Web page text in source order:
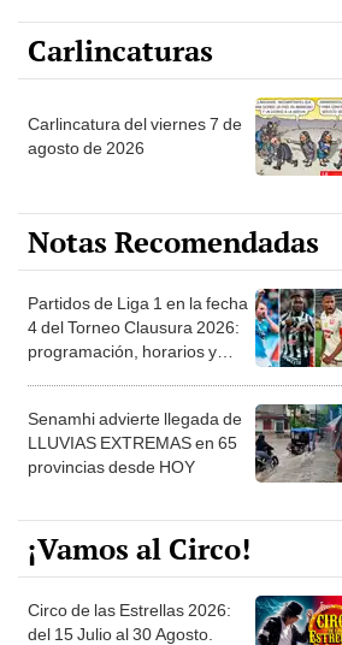
Carlincaturas
Carlincatura del viernes 7 de
agosto de 2026
Notas Recomendadas
Partidos de Liga 1 en la fecha
4 del Torneo Clausura 2026:
programación, horarios y
Senamhi advierte llegada de
LLUVIAS EXTREMAS en 65
provincias desde HOY
¡Vamos al Circo!
Circo de las Estrellas 2026:
del 15 Julio al 30 Agosto.